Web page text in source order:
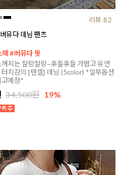
리뷰:82
뮤다 데님 팬츠
#버뮤다 핏
껴지는 찰랑찰랑~후들후들 가볍고 유연
터치감의 [텐셀] 데님 (5color) *일부옵션
예정*
34,500원 19%